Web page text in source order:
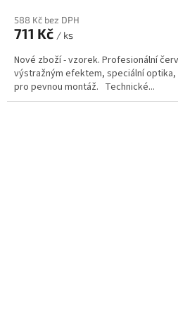
588 Kč bez DPH
711 Kč / ks
Nové zboží - vzorek. Profesionální
výstražným efektem, speciální optika,
pro pevnou montáž. Technické...